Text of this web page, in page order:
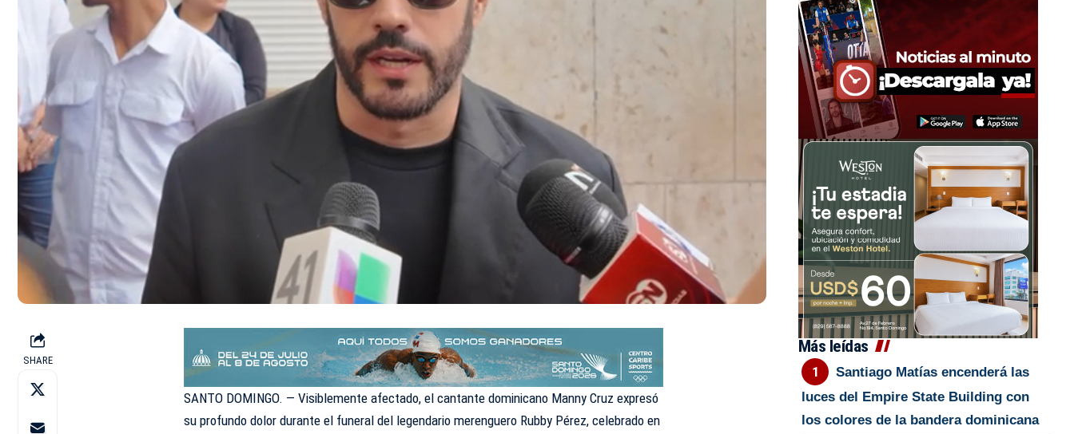
SHARE
SANTO DOMINGO. — Visiblemente afectado, el cantante dominicano Manny Cruz expresó
su profundo dolor durante el funeral del legendario merenguero Rubby Pérez, celebrado en
Más leídas
Santiago Matías encenderá las
luces del Empire State Building con
los colores de la bandera dominicana